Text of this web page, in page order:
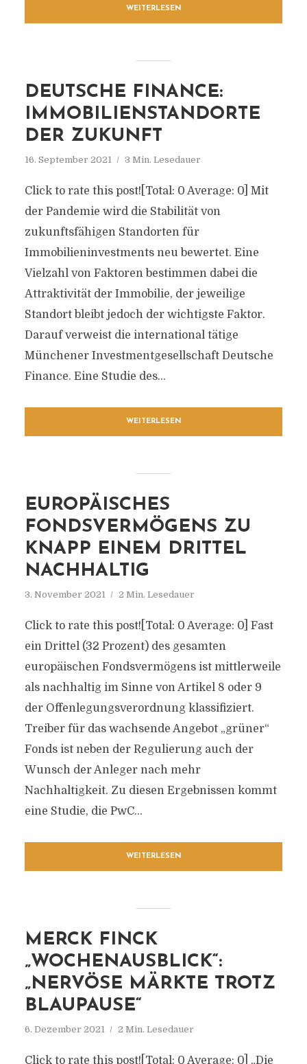
WEITERLESEN
DEUTSCHE FINANCE:
IMMOBILIENSTANDORTE
DER ZUKUNFT
16. September 2021 3 Min. Lesedauer
Click to rate this post![Total: 0 Average: 0] Mit
der Pandemie wird die Stabilität von
zukunftsfähigen Standorten für
Immobilieninvestments neu bewertet. Eine
Vielzahl von Faktoren bestimmen dabei die
Attraktivität der Immobilie, der jeweilige
Standort bleibt jedoch der wichtigste Faktor.
Darauf verweist die international tätige
Münchener Investmentgesellschaft Deutsche
Finance. Eine Studie des...
WEITERLESEN
EUROPÄISCHES
FONDSVERMÖGENS ZU
KNAPP EINEM DRITTEL
NACHHALTIG
3. November 2021 2 Min. Lesedauer
Click to rate this post![Total: 0 Average: 0] Fast
ein Drittel (32 Prozent) des gesamten
europäischen Fondsvermögens ist mittlerweile
als nachhaltig im Sinne von Artikel 8 oder 9
der Offenlegungsverordnung klassifiziert.
Treiber für das wachsende Angebot „grüner“
Fonds ist neben der Regulierung auch der
Wunsch der Anleger nach mehr
Nachhaltigkeit. Zu diesen Ergebnissen kommt
eine Studie, die PwC...
WEITERLESEN
MERCK FINCK
„WOCHENAUSBLICK“:
„NERVÖSE MÄRKTE TROTZ
BLAUPAUSE“
6. Dezember 2021 2 Min. Lesedauer
Click to rate this post![Total: 0 Average: 0] „Die